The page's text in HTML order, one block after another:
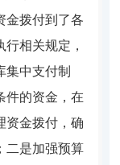
金拨付到了各
相关规定，
集中支付制
件的资金，在
资金拨付，确
二是加强预算